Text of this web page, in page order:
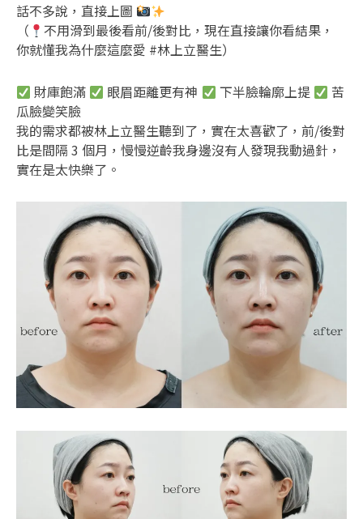
話不多說，直接上圖
（
不用滑到最後看前/後對比，現在直接讓你看結果，
你就懂我為什麼這麼愛 #林上立醫生）
財庫飽滿 眼眉距離更有神 下半臉輪廓上提
苦
瓜臉變笑臉
我的需求都被林上立醫生聽到了，實在太喜歡了，前/後對
比是間隔 3 個月，慢慢逆齡我身邊沒有人發現我動過針，
實在是太快樂了。